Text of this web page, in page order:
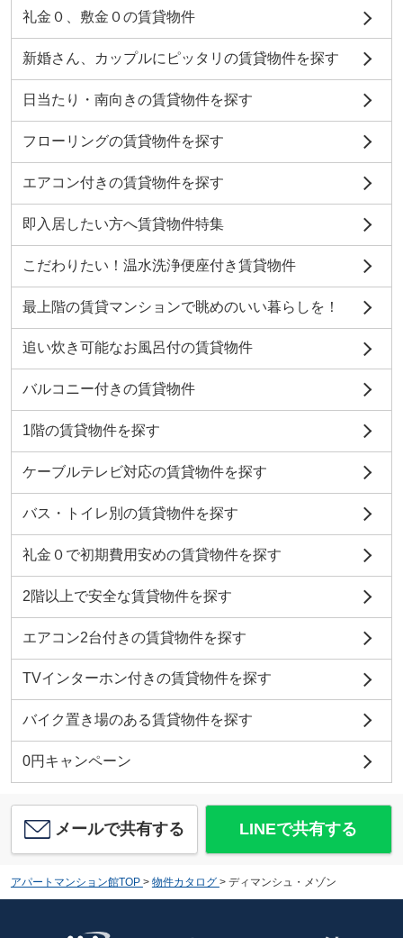
礼金０、敷金０の賃貸物件
新婚さん、カップルにピッタリの賃貸物件を探す
日当たり・南向きの賃貸物件を探す
フローリングの賃貸物件を探す
エアコン付きの賃貸物件を探す
即入居したい方へ賃貸物件特集
こだわりたい！温水洗浄便座付き賃貸物件
最上階の賃貸マンションで眺めのいい暮らしを！
追い炊き可能なお風呂付の賃貸物件
バルコニー付きの賃貸物件
1階の賃貸物件を探す
ケーブルテレビ対応の賃貸物件を探す
バス・トイレ別の賃貸物件を探す
礼金０で初期費用安めの賃貸物件を探す
2階以上で安全な賃貸物件を探す
エアコン2台付きの賃貸物件を探す
TVインターホン付きの賃貸物件を探す
バイク置き場のある賃貸物件を探す
0円キャンペーン
メールで共有する LINEで共有する
アパートマンション館TOP > 物件カタログ > ディマンシュ・メゾン